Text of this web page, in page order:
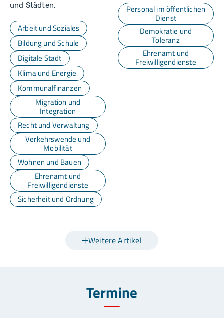
und Städten.
Arbeit und Soziales
Bildung und Schule
Digitale Stadt
Klima und Energie
Kommunalfinanzen
Migration und
Integration
Recht und Verwaltung
Verkehrswende und
Mobilität
Wohnen und Bauen
Ehrenamt und
Freiwilligendienste
Sicherheit und Ordnung
Personal im öffentlichen
Dienst
Demokratie und
Toleranz
Ehrenamt und
Freiwilligendienste
Weitere Artikel
Termine